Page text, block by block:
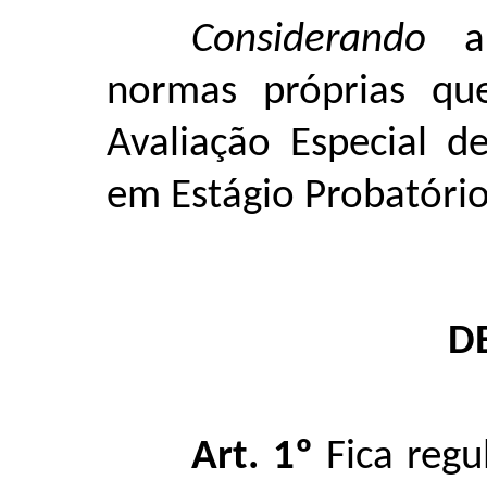
Considerando a
normas próprias
Avaliação Especial
em Estágio
Art. 1º Fica